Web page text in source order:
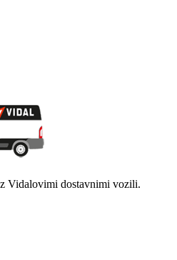
Vidalovimi dostavnimi vozili.